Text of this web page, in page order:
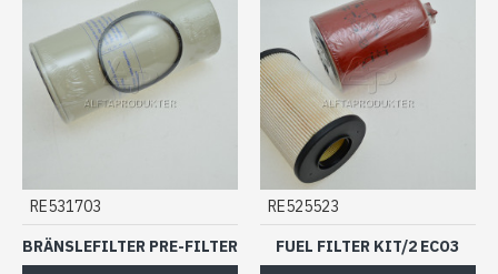
RE531703
BRÄNSLEFILTER PRE-FILTER
RE525523
FUEL FILTER KIT/2 ECO3